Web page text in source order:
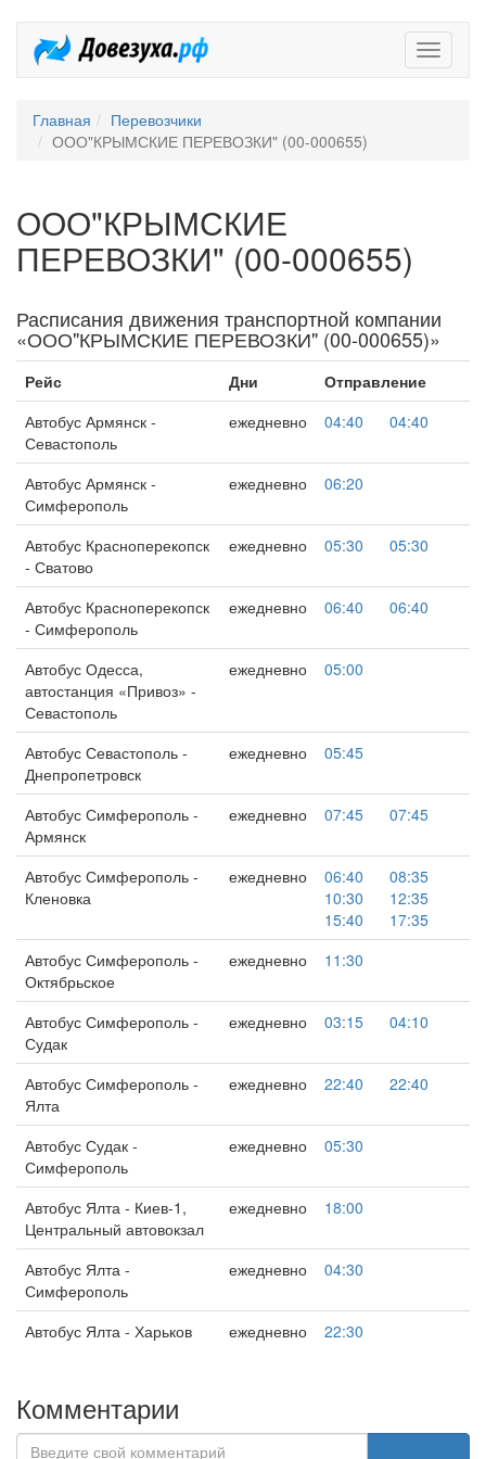
Главная
Перевозчики
ООО"КРЫМСКИЕ ПЕРЕВОЗКИ" (00-000655)
ООО"КРЫМСКИЕ
ПЕРЕВОЗКИ" (00-000655)
Расписания движения транспортной компании
«ООО"КРЫМСКИЕ ПЕРЕВОЗКИ" (00-000655)»
Рейс Дни
Отправление
Автобус Армянск -
Севастополь
ежедневно 04:40 04:40
Автобус Армянск -
Симферополь
ежедневно 06:20
Автобус Красноперекопск
- Сватово
ежедневно 05:30 05:30
Автобус Красноперекопск
- Симферополь
ежедневно 06:40 06:40
Автобус Одесса,
автостанция «Привоз» -
Севастополь
ежедневно 05:00
Автобус Севастополь -
Днепропетровск
ежедневно 05:45
Автобус Симферополь -
Армянск
ежедневно 07:45 07:45
Автобус Симферополь -
Кленовка
ежедневно 06:40
08:35
10:30
12:35
15:40
17:35
Автобус Симферополь -
Октябрьское
ежедневно 11:30
Автобус Симферополь -
Судак
ежедневно 03:15 04:10
Автобус Симферополь -
Ялта
ежедневно 22:40 22:40
Автобус Судак -
Симферополь
ежедневно 05:30
Автобус Ялта - Киев-1,
Центральный автовокзал
ежедневно 18:00
Автобус Ялта -
Симферополь
ежедневно 04:30
Автобус Ялта - Харьков ежедневно 22:30
Комментарии